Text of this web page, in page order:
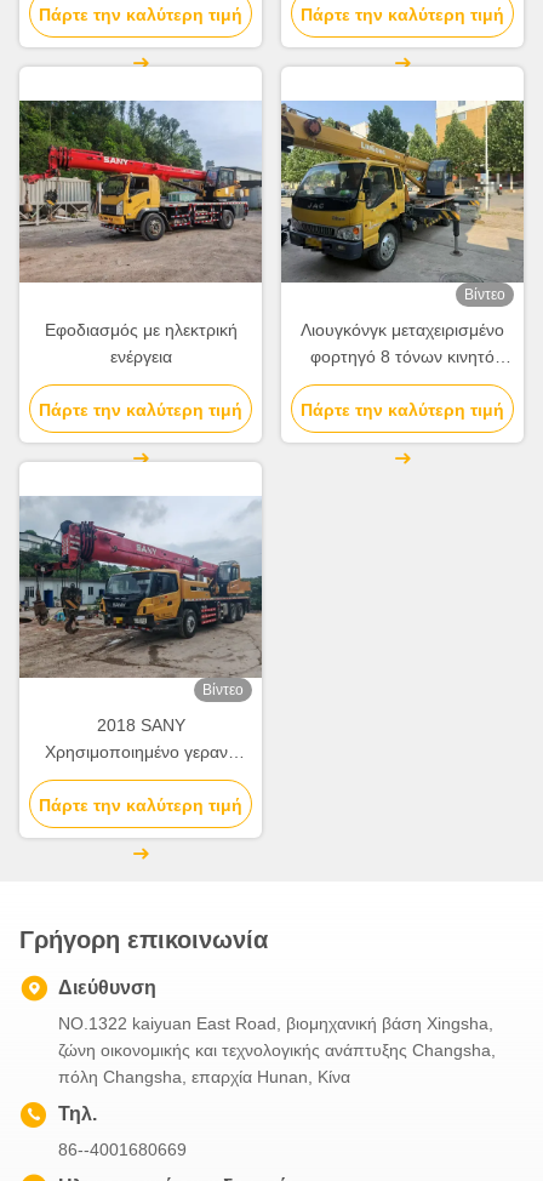
Εργοτάξιο
Πάρτε την καλύτερη τιμή
γερανού φορτηγών για
οικοδομικούς χώρους
Πάρτε την καλύτερη τιμή
Εφοδιασμός με ηλεκτρική
ενέργεια
Πάρτε την καλύτερη τιμή
Βίντεο
Λιουγκόνγκ μεταχειρισμένο
φορτηγό 8 τόνων κινητό
γερανό 2012 QY8A
χρησιμοποιείται
Πάρτε την καλύτερη τιμή
Βίντεο
2018 SANY
Χρησιμοποιημένο γερανό
φορτηγών 25T STC250T
Πλήρως υδραυλικά κινητά
μηχανήματα ανύψωσης
γερανού
Πάρτε την καλύτερη τιμή
Γρήγορη επικοινωνία
Διεύθυνση
NO.1322 kaiyuan East Road, βιομηχανική βάση Xingsha,
ζώνη οικονομικής και τεχνολογικής ανάπτυξης Changsha,
πόλη Changsha, επαρχία Hunan, Κίνα
Τηλ.
86--4001680669